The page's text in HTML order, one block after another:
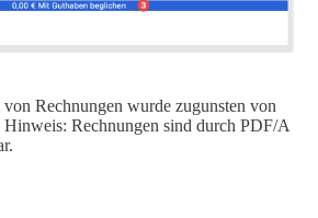
Rechnungen wurde zugunsten von
Hinweis: Rechnungen sind durch PDF/A